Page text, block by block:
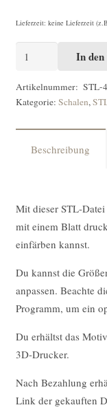
Lieferzeit: keine Lieferzeit
Schale
Oval
[Digital]
In
Artikelnummer: STL-
Kategorie: Schalen,
Beschreibung
Mit dieser STL-
mit einem Blatt
einfärben kannst.
Du kannst die
anpassen. Beachte
Programm, um ein
Du erhältst das
3D-Drucker.
Nach Bezahlung
Link der gekauften